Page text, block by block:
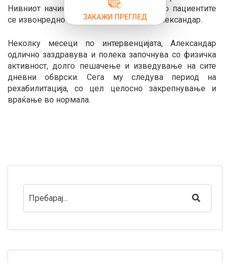
Нивниот начин на работа и пристапот со пациентите
се извонредно професионални“, вели Александар.
Неколку месеци по интервенцијата, Александар
одлично заздравува и полека започнува со физичка
активност, долго пешачење и изведување на сите
дневни обврски. Сега му следува период на
рехабилитација, со цел целосно закрепнување и
враќање во нормала.
ЗАКАЖИ ПРЕГЛЕД